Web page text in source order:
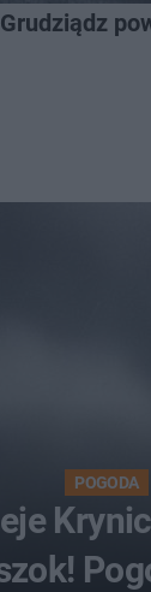
POGODA